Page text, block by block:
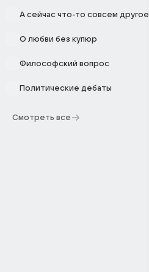
А сейчас что-то совсем другое
О любви без купюр
Философский вопрос
Политические дебаты
Смотреть все